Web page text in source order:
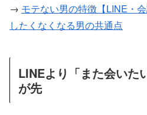
→ モテない男の特徴【LINE・
したくなくなる男の共通点
LINEより「また会いた
が先